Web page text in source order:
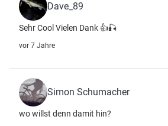
Dave_89
Sehr Cool Vielen Dank 👍🎣
vor 7 Jahre
Simon Schumacher
wo willst denn damit hin?